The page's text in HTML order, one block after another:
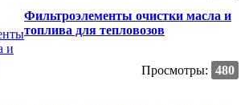
Фильтроэлементы очистки масла и
топлива для тепловозов
Просмотры: 480